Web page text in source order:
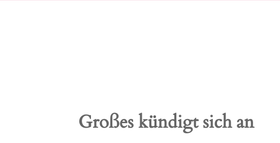
Großes kündigt sich an